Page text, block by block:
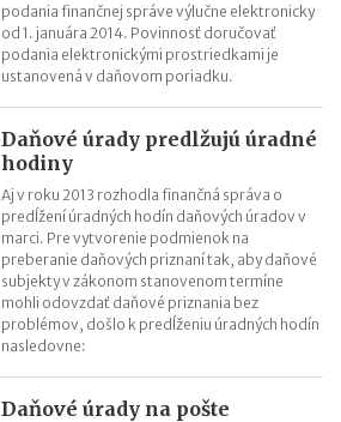
podania finančnej správe výlučne elektronicky
od 1. januára 2014. Povinnosť doručovať
podania elektronickými prostriedkami je
ustanovená v daňovom poriadku.
Daňové úrady predlžujú úradné
hodiny
Aj v roku 2013 rozhodla finančná správa o
predĺžení úradných hodín daňových úradov v
marci. Pre vytvorenie podmienok na
preberanie daňových priznaní tak, aby daňové
subjekty v zákonom stanovenom termíne
mohli odovzdať daňové priznania bez
problémov, došlo k predĺženiu úradných hodín
nasledovne:
Daňové úrady na pošte